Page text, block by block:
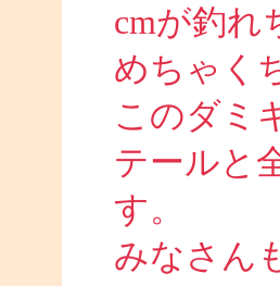
cmが釣れ
めちゃく
このダミ
テールと
す。
みなさん